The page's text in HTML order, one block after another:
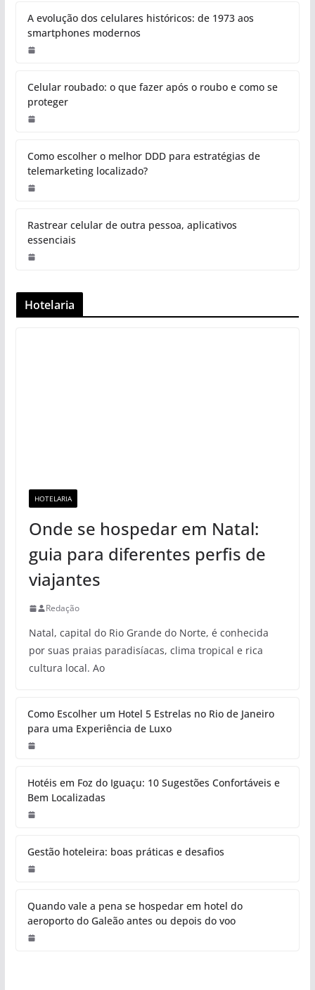
A evolução dos celulares históricos: de 1973 aos
smartphones modernos
Celular roubado: o que fazer após o roubo e como se
proteger
Como escolher o melhor DDD para estratégias de
telemarketing localizado?
Rastrear celular de outra pessoa, aplicativos
essenciais
Hotelaria
HOTELARIA
Onde se hospedar em Natal:
guia para diferentes perfis de
viajantes
Redação
Natal, capital do Rio Grande do Norte, é conhecida
por suas praias paradisíacas, clima tropical e rica
cultura local. Ao
Como Escolher um Hotel 5 Estrelas no Rio de Janeiro
para uma Experiência de Luxo
Hotéis em Foz do Iguaçu: 10 Sugestões Confortáveis e
Bem Localizadas
Gestão hoteleira: boas práticas e desafios
Quando vale a pena se hospedar em hotel do
aeroporto do Galeão antes ou depois do voo